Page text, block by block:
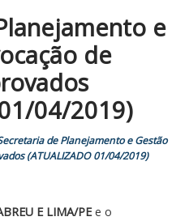
e
de
04/2019)
de Planejamento e Gestão
(ATUALIZADO 01/04/2019)
E LIMA/PEe o